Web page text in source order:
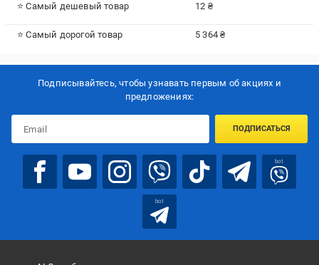
⭐ Самый дешевый товар 12 ₴
⭐ Самый дорогой товар 5 364 ₴
Подписывайтесь, чтобы узнавать первым об акцияx и
предложениях:
ПОДПИСАТЬСЯ
bot
bot